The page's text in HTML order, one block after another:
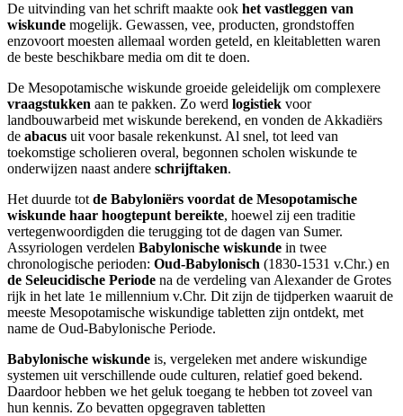
De uitvinding van het schrift maakte ook het vastleggen van
wiskunde mogelijk. Gewassen, vee, producten, grondstoffen
enzovoort moesten allemaal worden geteld, en kleitabletten waren
de beste beschikbare media om dit te doen.
De Mesopotamische wiskunde groeide geleidelijk om complexere
vraagstukken aan te pakken. Zo werd logistiek voor
landbouwarbeid met wiskunde berekend, en vonden de Akkadiërs
de abacus uit voor basale rekenkunst. Al snel, tot leed van
toekomstige scholieren overal, begonnen scholen wiskunde te
onderwijzen naast andere schrijftaken.
Het duurde tot de Babyloniërs voordat de Mesopotamische
wiskunde haar hoogtepunt bereikte, hoewel zij een traditie
vertegenwoordigden die terugging tot de dagen van Sumer.
Assyriologen verdelen Babylonische wiskunde in twee
chronologische perioden: Oud-Babylonisch (1830-1531 v.Chr.) en
de Seleucidische Periode na de verdeling van Alexander de Grotes
rijk in het late 1e millennium v.Chr. Dit zijn de tijdperken waaruit de
meeste Mesopotamische wiskundige tabletten zijn ontdekt, met
name de Oud-Babylonische Periode.
Babylonische wiskunde is, vergeleken met andere wiskundige
systemen uit verschillende oude culturen, relatief goed bekend.
Daardoor hebben we het geluk toegang te hebben tot zoveel van
hun kennis. Zo bevatten opgegraven tabletten